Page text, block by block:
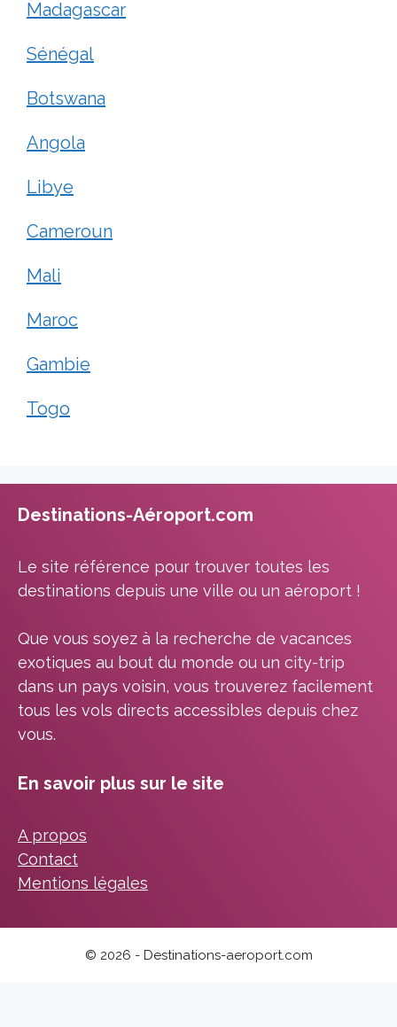
Madagascar
Sénégal
Botswana
Angola
Libye
Cameroun
Mali
Maroc
Gambie
Togo
Destinations-Aéroport.com
Le site référence pour trouver toutes les
destinations depuis une ville ou un aéroport !
Que vous soyez à la recherche de vacances
exotiques au bout du monde ou un city-trip
dans un pays voisin, vous trouverez facilement
tous les vols directs accessibles depuis chez
vous.
En savoir plus sur le site
A propos
Contact
Mentions légales
© 2026 - Destinations-aeroport.com